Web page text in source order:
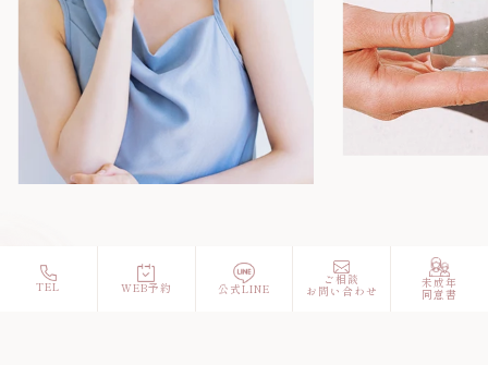
TEL WEB予約 公式LINE
ご相談
お問い合わせ
未成年
同意書